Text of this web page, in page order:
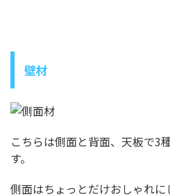
壁材
こちらは側面と背面、天板で3
す。
側面はちょっとだけおしゃれ